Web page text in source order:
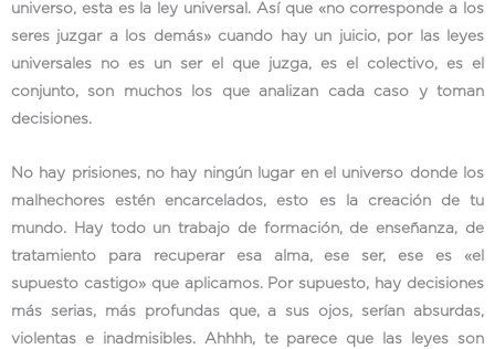
universo, esta es la ley universal. Así que «no corresponde a los
seres juzgar a los demás» cuando hay un juicio, por las leyes
universales no es un ser el que juzga, es el colectivo, es el
conjunto, son muchos los que analizan cada caso y toman
decisiones.
No hay prisiones, no hay ningún lugar en el universo donde los
malhechores estén encarcelados, esto es la creación de tu
mundo. Hay todo un trabajo de formación, de enseñanza, de
tratamiento para recuperar esa alma, ese ser, ese es «el
supuesto castigo» que aplicamos. Por supuesto, hay decisiones
más serias, más profundas que, a sus ojos, serían absurdas,
violentas e inadmisibles. Ahhhh, te parece que las leyes son